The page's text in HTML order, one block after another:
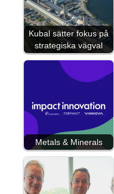
Kubal sätter fokus på
strategiska vägval
Metals & Minerals